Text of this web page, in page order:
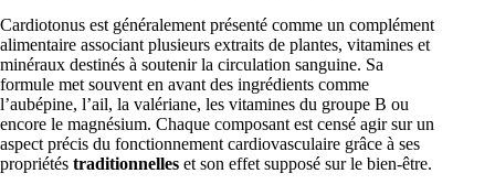
Cardiotonus est généralement présenté comme un complément
alimentaire associant plusieurs extraits de plantes, vitamines et
minéraux destinés à soutenir la circulation sanguine. Sa
formule met souvent en avant des ingrédients comme
l’aubépine, l’ail, la valériane, les vitamines du groupe B ou
encore le magnésium. Chaque composant est censé agir sur un
aspect précis du fonctionnement cardiovasculaire grâce à ses
propriétés traditionnelles et son effet supposé sur le bien-être.